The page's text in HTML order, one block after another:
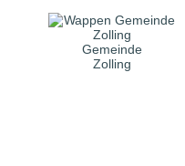
Gemeinde
Zolling